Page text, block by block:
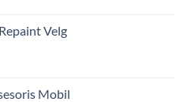
Velg
Mobil